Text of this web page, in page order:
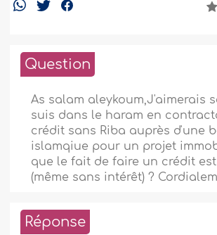
Question
As salam aleykoum,J'aimerais
suis dans le haram en
crédit sans Riba auprès d'une
islamqiue pour un projet
que le fait de faire un crédit
(même sans intérêt) ?
Réponse